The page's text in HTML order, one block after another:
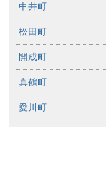
中井町
松田町
開成町
真鶴町
愛川町